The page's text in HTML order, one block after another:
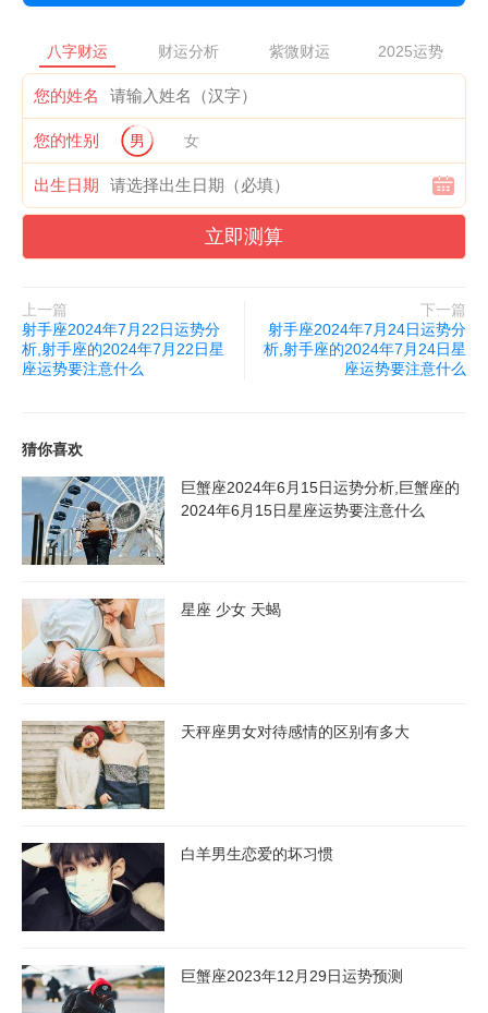
八字财运 财运分析 紫微财运 2025运势
您的姓名
您的性别 男 女
出生日期
立即测算
上一篇
射手座2024年7月22日运势分
析,射手座的2024年7月22日星
座运势要注意什么
下一篇
射手座2024年7月24日运势分
析,射手座的2024年7月24日星
座运势要注意什么
猜你喜欢
巨蟹座2024年6月15日运势分析,巨蟹座的
2024年6月15日星座运势要注意什么
星座 少女 天蝎
天秤座男女对待感情的区别有多大
白羊男生恋爱的坏习惯
巨蟹座2023年12月29日运势预测